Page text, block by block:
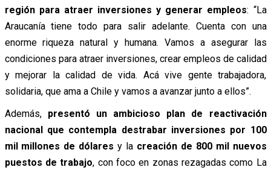
región para atraer inversiones y generar empleos: “La
Araucanía tiene todo para salir adelante. Cuenta con una
enorme riqueza natural y humana. Vamos a asegurar las
condiciones para atraer inversiones, crear empleos de calidad
y mejorar la calidad de vida. Acá vive gente trabajadora,
solidaria, que ama a Chile y vamos a avanzar junto a ellos”.
Además, presentó un ambicioso plan de reactivación
nacional que contempla destrabar inversiones por 100
mil millones de dólares y la creación de 800 mil nuevos
puestos de trabajo, con foco en zonas rezagadas como La